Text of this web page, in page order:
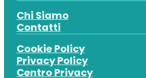
Chi Siamo
Contatti
Cookie Policy
Privacy Policy
Centro Privacy